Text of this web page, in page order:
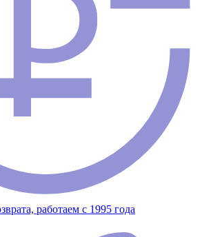
работаем с 1995 года